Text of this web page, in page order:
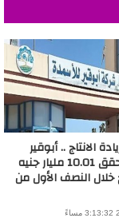
الانتاج .. أبوقير
للأسمدة تحقق 10.01 مليار جنيه
خلال النصف الأول من